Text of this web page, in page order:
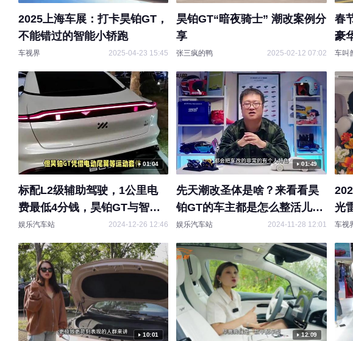
2025上海车展：打卡昊铂GT，
不能错过的智能小轿跑
车视界 2025-04-23 15:45
昊铂GT“暗夜骑士” 潮改案例分
享
张三疯的鸭 2025-02-12 07:02
春
豪
车叫
01:04
标配L2级辅助驾驶，1公里电
费最低4分钱，昊铂GT与智己
L7选谁好？
娱乐汽车站 2024-12-26 12:46
01:49
先天潮改圣体是啥？来看看昊
铂GT的车主都是怎么整活儿
的？
娱乐汽车站 2024-11-28 12:01
光
车视
10:01 12:09